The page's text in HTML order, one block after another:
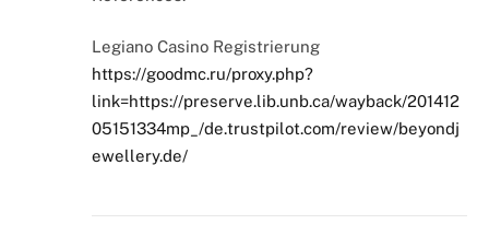
Legiano Casino Registrierung
https://goodmc.ru/proxy.php?
link=https://preserve.lib.unb.ca/wayback/201412
05151334mp_/de.trustpilot.com/review/beyondj
ewellery.de/